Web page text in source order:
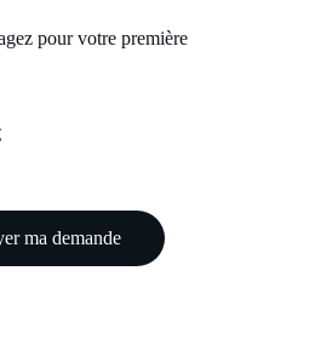
pour votre première
ma demande